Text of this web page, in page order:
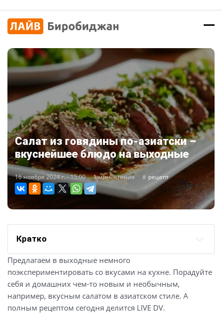
Салат из говядины по-азиатски –
вкуснейшее блюдо на выходные
16 ноября 2024 г. - 15:00 1 мин. чтения рецепт
Кратко
Предлагаем в выходные немного
поэкспериментировать со вкусами на кухне. Порадуйте
себя и домашних чем-то новым и необычным,
например, вкусным салатом в азиатском стиле. А
полным рецептом сегодня делится LIVE DV.